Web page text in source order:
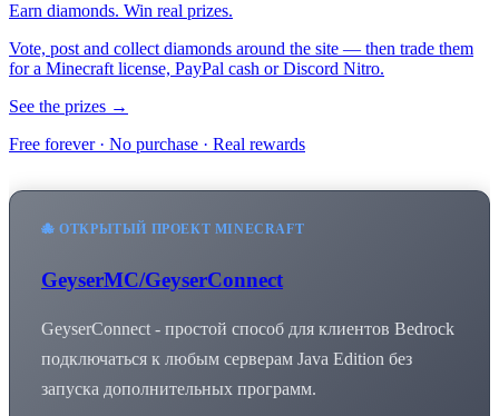
Earn diamonds. Win real prizes.
Vote, post and collect diamonds around the site — then trade them
for a Minecraft license, PayPal cash or Discord Nitro.
See the prizes →
Free forever · No purchase · Real rewards
🐙 ОТКРЫТЫЙ ПРОЕКТ MINECRAFT
GeyserMC/GeyserConnect
GeyserConnect - простой способ для клиентов Bedrock
подключаться к любым серверам Java Edition без
запуска дополнительных программ.